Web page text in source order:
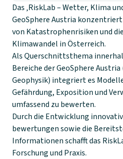
Das ‚RiskLab – Wetter, Klima
GeoSphere Austria
von Katastrophenrisiken und
Klimawandel in Österreich.
Als Querschnittsthema
Bereiche der GeoSphere
Geophysik) integriert es
Gefährdung, Exposition und
umfassend zu bewerten.
Durch die Entwicklung
bewertungen sowie die
Informationen schafft das
Forschung und Praxis.